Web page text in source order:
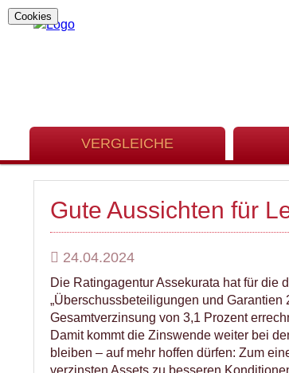
VERGLEICHE
Gute Aussichten für
24.04.2024
Die Ratingagentur Assekurata hat für die
„Überschussbeteiligungen und
Gesamtverzinsung von 3,1 Prozent
Damit kommt die Zinswende weiter bei
bleiben – auf mehr hoffen dürfen: Zum
verzinsten Assets zu besseren
Cookies